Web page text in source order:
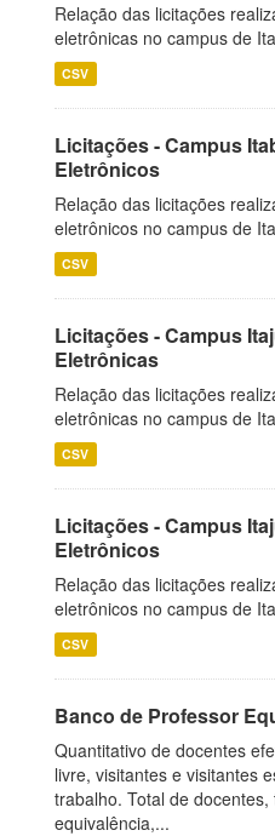
Relação das licitações
eletrônicas no campus de
CSV
Licitações - Campus
Eletrônicos
Relação das licitações
eletrônicos no campus de
CSV
Licitações - Campus
Eletrônicas
Relação das licitações
eletrônicas no campus de
CSV
Licitações - Campus
Eletrônicos
Relação das licitações
eletrônicos no campus de
CSV
Banco de Professor
Quantitativo de docentes
livre, visitantes e visitantes
trabalho. Total de
equivalência,...